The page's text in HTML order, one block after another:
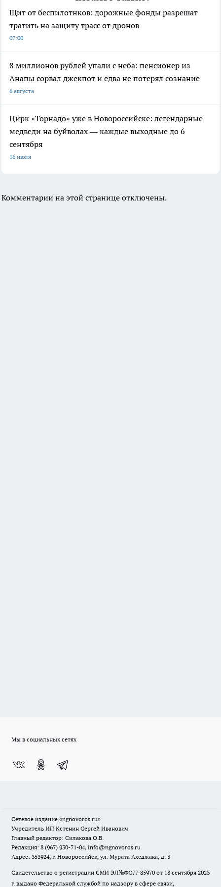
Щит от беспилотнков: дорожные фонды разрешат
тратить на защиту трасс от дронов
07:00
8 миллионов рублей упали с неба: пенсионер из
Анапы сорвал джекпот и едва не потерял сознание
6 августа
Цирк «Торнадо» уже в Новороссийске: легендарные
медведи на буйволах — каждые выходные до 6
сентября
16 июля
Комментарии на этой странице отключены.
Мы в социальных сетях
Сетевое издание «ngnovoros.ru»
Учредитель ИП Кстенин Сергей Иванович
Главный редактор: Силакова О.В.
Редакция: 8 (967) 930-71-04, info@ngnovoros.ru
Адрес: 353924, г. Новороссийск, ул. Мурата Ахеджака, д. 3
Свидетельство о регистрации СМИ ЭЛ№ФС77-85970 от 18 сентября 2023
г. выдано Федеральной службой по надзору в сфере связи,